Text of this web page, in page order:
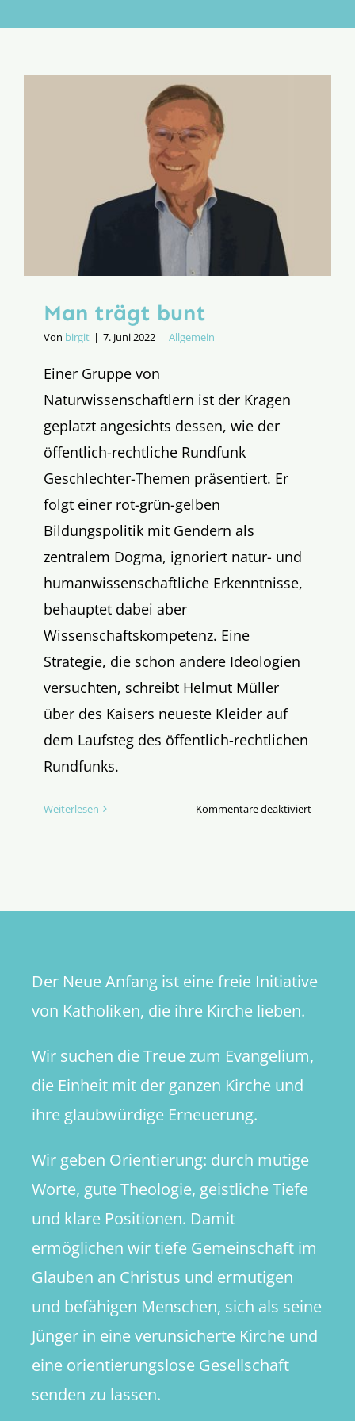
Aktion
Man trägt bunt
Von birgit | 7. Juni 2022 | Allgemein
Einer Gruppe von
Naturwissenschaftlern ist der Kragen
geplatzt angesichts dessen, wie der
öffentlich-rechtliche Rundfunk
Geschlechter-Themen präsentiert. Er
folgt einer rot-grün-gelben
Bildungspolitik mit Gendern als
zentralem Dogma, ignoriert natur- und
humanwissenschaftliche Erkenntnisse,
behauptet dabei aber
Wissenschaftskompetenz. Eine
Strategie, die schon andere Ideologien
versuchten, schreibt Helmut Müller
über des Kaisers neueste Kleider auf
dem Laufsteg des öffentlich-rechtlichen
Rundfunks.
Weiterlesen Kommentare deaktiviertfür
Der Neue Anfang ist eine freie Initiative
von Katholiken, die ihre Kirche lieben.
Wir suchen die Treue zum Evangelium,
die Einheit mit der ganzen Kirche und
ihre glaubwürdige Erneuerung.
Wir geben Orientierung: durch mutige
Worte, gute Theologie, geistliche Tiefe
und klare Positionen. Damit
ermöglichen wir tiefe Gemeinschaft im
Glauben an Christus und ermutigen
und befähigen Menschen, sich als seine
Jünger in eine verunsicherte Kirche und
eine orientierungslose Gesellschaft
senden zu lassen.